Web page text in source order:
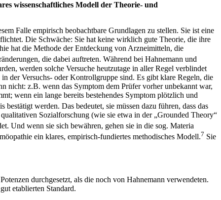
wissenschaftliches Modell der Theorie- und
Falle empirisch beobachtbare Grundlagen zu stellen. Sie ist eine
Die Schwäche: Sie hat keine wirklich gute Theorie, die ihre
hat die Methode der Entdeckung von Arzneimitteln, die
die dabei auftreten. Während bei Hahnemann und
werden solche Versuche heutzutage in aller Regel verblindet
der Versuchs- oder Kontrollgruppe sind. Es gibt klare Regeln, die
nicht: z.B. wenn das Symptom dem Prüfer vorher unbekannt war,
wenn ein lange bereits bestehendes Symptom plötzlich und
werden. Das bedeutet, sie müssen dazu führen, dass das
Sozialforschung (wie sie etwa in der „Grounded Theory“
Und wenn sie sich bewähren, gehen sie in die sog. Materia
ein klares, empirisch-fundiertes methodisches Modell.7 Sie
durchgesetzt, als die noch von Hahnemann verwendeten.
etablierten Standard.